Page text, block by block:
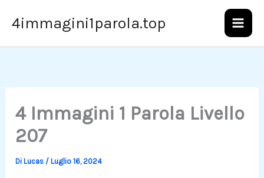
4immagini1parola.top
4 Immagini 1 Parola Livello
207
DiLucas /Luglio 16, 2024